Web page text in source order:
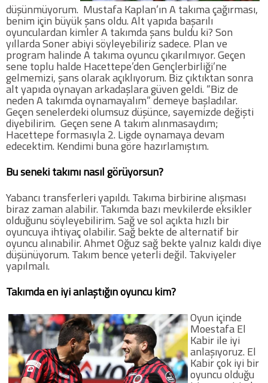
düşünmüyorum. Mustafa Kaplan’ın A takıma çağırması,
benim için büyük şans oldu. Alt yapıda başarılı
oyunculardan kimler A takımda şans buldu ki? Son
yıllarda Soner abiyi söyleyebiliriz sadece. Plan ve
program halinde A takıma oyuncu çıkarılmıyor. Geçen
sene toplu halde Hacettepe’den Gençlerbirliği’ne
gelmemizi, şans olarak açıklıyorum. Biz çıktıktan sonra
alt yapıda oynayan arkadaşlara güven geldi. “Biz de
neden A takımda oynamayalım” demeye başladılar.
Geçen senelerdeki olumsuz düşünce, sayemizde değişti
diyebilirim. Geçen sene A takım alınmasaydım;
Hacettepe formasıyla 2. Ligde oynamaya devam
edecektim. Kendimi buna göre hazırlamıştım.
Bu seneki takımı nasıl görüyorsun?
Yabancı transferleri yapıldı. Takıma birbirine alışması
biraz zaman alabilir. Takımda bazı mevkilerde eksikler
olduğunu söyleyebilirim. Sağ ve sol açıkta hızlı bir
oyuncuya ihtiyaç olabilir. Sağ bekte de alternatif bir
oyuncu alınabilir. Ahmet Oğuz sağ bekte yalnız kaldı diye
düşünüyorum. Takım bence yeterli değil. Takviyeler
yapılmalı.
Takımda en iyi anlaştığın oyuncu kim?
Oyun içinde
Moestafa El
Kabir ile iyi
anlaşıyoruz. El
Kabir çok iyi bir
oyuncu olduğu